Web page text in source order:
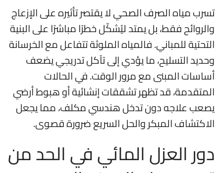
تسرب مياه الصرف الصحي لا يقتصر تأثيره على الإزعاج
والروائح فقط، بل يمتد ليُشكّل خطرًا مباشرًا على البنية
التحتية للمباني. فالمياه الملوثة تتفاعل مع الخرسانة
وحديد التسليح، ما يؤدي إلى تآكل تدريجي يضعف
أساسات المبنى مع مرور الوقت. في الحالات
المتقدمة، قد تظهر تشققات إنشائية أو هبوط أرضي
يصعب علاجه دون تدخل هندسي مكلف، مما يجعل
الاكتشاف المبكر والحل السريع ضرورة قصوى.
دور العزل المائي في الحد من